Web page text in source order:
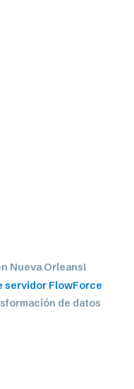
Nueva Orleans!
servidor FlowForce
de datos